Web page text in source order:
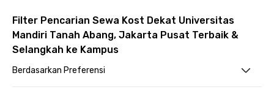
Filter Pencarian Sewa Kost Dekat Universitas
Mandiri Tanah Abang, Jakarta Pusat Terbaik &
Selangkah ke Kampus
Berdasarkan Preferensi